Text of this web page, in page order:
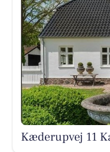
Kæderupvej 11